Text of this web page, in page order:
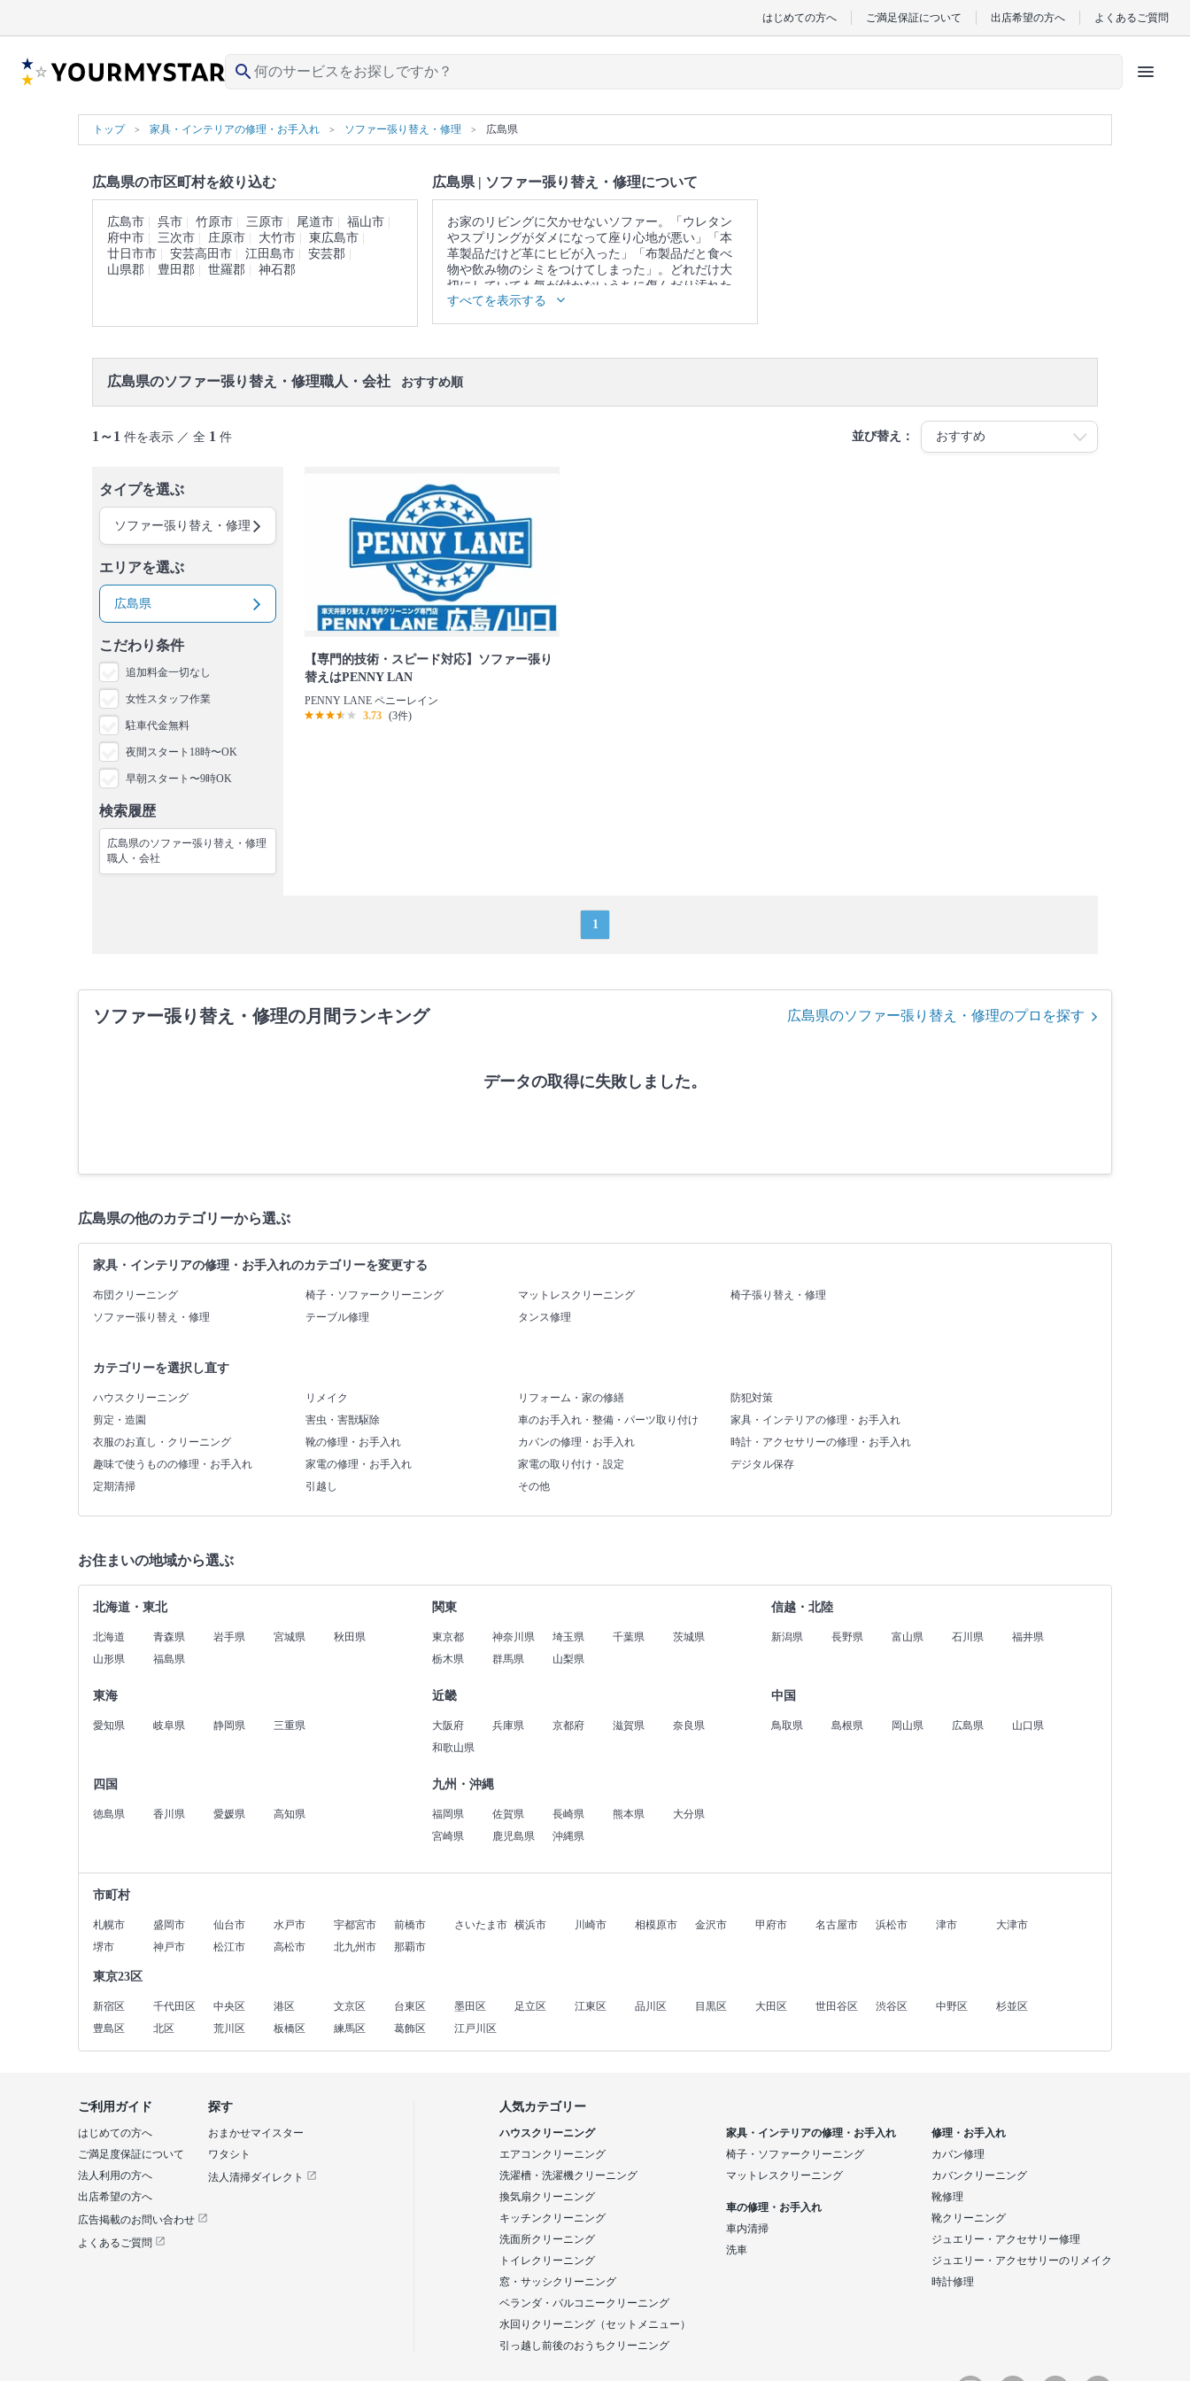
はじめての方へ ご満足保証について 出店希望の方へ よくあるご質問
search menu
トップ 家具・インテリアの修理・お手入れ ソファー張り替え・修理 広島県
広島県の市区町村を絞り込む
広島市 呉市 竹原市 三原市 尾道市
福山市
府中市
三次市 庄原市 大竹市
東広島市
廿日市市
安芸高田市 江田島市
安芸郡
山県郡
豊田郡 世羅郡 神石郡
広島県 | ソファー張り替え・修理について
お家のリビングに欠かせないソファー。「ウレタン
やスプリングがダメになって座り心地が悪い」「本
革製品だけど革にヒビが入った」「布製品だと食べ
物や飲み物のシミをつけてしまった」。どれだけ大
切にしていても気が付かないうちに傷んだり汚れた
りするものです。買い換えると新しいソファーの運
口コミ
すべてを表示する
広島県のソファー張り替え・修理職人・会社 おすすめ順
1～1 件を表示 ／ 全 1 件 並び替え：
タイプを選ぶ
ソファー張り替え・修理
エリアを選ぶ
広島県
こだわり条件
追加料金一切なし
女性スタッフ作業
駐車代金無料
夜間スタート18時〜OK
早朝スタート〜9時OK
検索履歴
広島県のソファー張り替え・修理
職人・会社
【専門的技術・スピード対応】ソファー張り
替えはPENNY LAN
PENNY LANE ペニーレイン
3.73 (3件)
1
ソファー張り替え・修理の月間ランキング 広島県のソファー張り替え・修理のプロを探す
データの取得に失敗しました。
広島県の他のカテゴリーから選ぶ
家具・インテリアの修理・お手入れのカテゴリーを変更する
布団クリーニング 椅子・ソファークリーニング マットレスクリーニング
椅子張り替え・修理
ソファー張り替え・修理
テーブル修理 タンス修理
カテゴリーを選択し直す
ハウスクリーニング リメイク リフォーム・家の修繕
防犯対策
剪定・造園
害虫・害獣駆除 車のお手入れ・整備・パーツ取り付け
家具・インテリアの修理・お手入れ
衣服のお直し・クリーニング
靴の修理・お手入れ カバンの修理・お手入れ
時計・アクセサリーの修理・お手入れ
趣味で使うものの修理・お手入れ
家電の修理・お手入れ 家電の取り付け・設定
デジタル保存
定期清掃
引越し その他
お住まいの地域から選ぶ
北海道・東北
北海道 青森県 岩手県 宮城県
秋田県
山形県
福島県
関東
東京都 神奈川県 埼玉県 千葉県
茨城県
栃木県
群馬県 山梨県
信越・北陸
新潟県 長野県 富山県 石川県 福井県
東海
愛知県 岐阜県 静岡県 三重県
近畿
大阪府 兵庫県 京都府 滋賀県
奈良県
和歌山県
中国
鳥取県 島根県 岡山県 広島県 山口県
四国
徳島県 香川県 愛媛県 高知県
九州・沖縄
福岡県 佐賀県 長崎県 熊本県
大分県
宮崎県
鹿児島県 沖縄県
市町村
札幌市 盛岡市 仙台市 水戸市 宇都宮市 前橋市 さいたま市 横浜市 川崎市 相模原市 金沢市 甲府市 名古屋市 浜松市 津市
大津市
堺市
神戸市 松江市 高松市 北九州市 那覇市
東京23区
新宿区 千代田区 中央区 港区 文京区 台東区 墨田区 足立区 江東区 品川区 目黒区 大田区 世田谷区 渋谷区 中野区
杉並区
豊島区
北区 荒川区 板橋区 練馬区 葛飾区 江戸川区
探す
おまかせマイスター
ワタシト
法人清掃ダイレクト
ご利用ガイド
はじめての方へ
ご満足度保証について
法人利用の方へ
出店希望の方へ
広告掲載のお問い合わせ
よくあるご質問
人気カテゴリー
ハウスクリーニング
エアコンクリーニング
洗濯槽・洗濯機クリーニング
換気扇クリーニング
キッチンクリーニング
洗面所クリーニング
トイレクリーニング
窓・サッシクリーニング
ベランダ・バルコニークリーニング
水回りクリーニング（セットメニュー）
引っ越し前後のおうちクリーニング
家具・インテリアの修理・お手入れ
椅子・ソファークリーニング
マットレスクリーニング
車の修理・お手入れ
車内清掃
洗車
修理・お手入れ
カバン修理
カバンクリーニング
靴修理
靴クリーニング
ジュエリー・アクセサリー修理
ジュエリー・アクセサリーのリメイク
時計修理